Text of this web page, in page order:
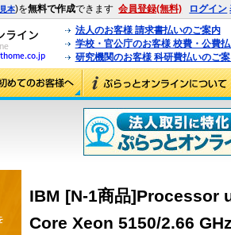
見本)を無料で作成できます 会員登録(無料) ログイン
法人のお客様 請求書払いのご案内
学校・官公庁のお客様 校費・公費
研究機関のお客様 科研費払いのご
IBM [N-1商品]Processor
Core Xeon 5150/2.66